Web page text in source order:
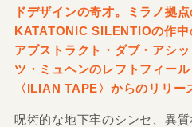
ドデザインの奇才。ミラノ拠
KATATONIC SILENTIOの作
アブストラクト・ダブ・アシ
ツ・ミュヘンのレフトフィー
〈ILIAN TAPE〉からのリリー
呪術的な地下牢のシンセ、異